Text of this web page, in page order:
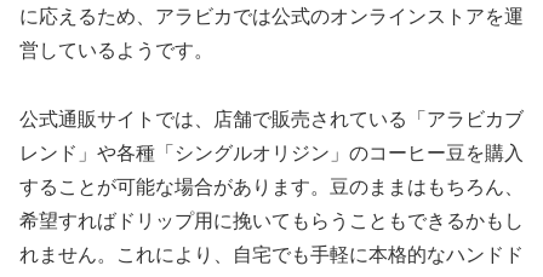
に応えるため、アラビカでは公式のオンラインストアを運
営しているようです。
公式通販サイトでは、店舗で販売されている「アラビカブ
レンド」や各種「シングルオリジン」のコーヒー豆を購入
することが可能な場合があります。豆のままはもちろん、
希望すればドリップ用に挽いてもらうこともできるかもし
れません。これにより、自宅でも手軽に本格的なハンドド